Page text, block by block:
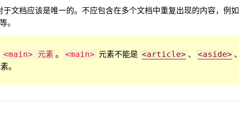
于文档应该是唯一的。不应包含在多个文档中重复出现的内容，例
。
<main> 元素 。 <main> 元素不能是 <article> 、 <aside> 、
。